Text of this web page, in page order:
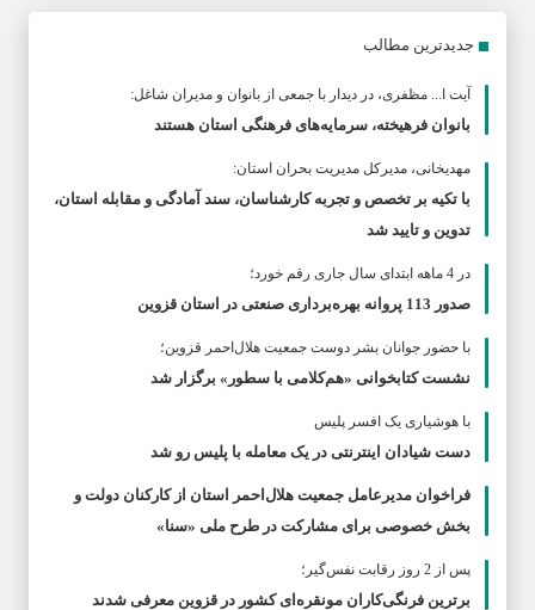
جدیدترین مطالب
آیت ا... مظفری، در دیدار با جمعی از بانوان و مدیران شاغل:
بانوان فرهیخته، سرمایه‌های فرهنگی استان هستند
مهدیخانی، مدیرکل مدیریت بحران استان:
با تکیه بر تخصص و تجربه کارشناسان، سند آمادگی و مقابله استان،
تدوین و تایید شد
در 4 ماهه ابتدای سال جاری رقم خورد؛
صدور 113 پروانه بهره‌برداری صنعتی در استان قزوین
با حضور جوانان بشر دوست جمعیت هلال‌احمر قزوین؛
نشست کتابخوانی «هم‌کلامی با سطور» برگزار شد
با هوشیاری یک افسر پلیس
دست شیادان اینترنتی در یک معامله با پلیس رو شد
فراخوان مدیرعامل جمعیت هلال‌احمر استان از کارکنان دولت و
بخش خصوصی برای مشارکت در طرح ملی «سنا»
پس از 2 روز رقابت نفس‌گیر؛
برترین فرنگی‌کاران مونقره‌ای کشور در قزوین معرفی شدند